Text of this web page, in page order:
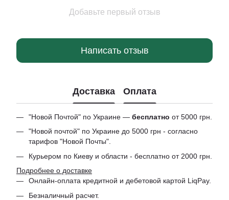
Добавьте первый отзыв
Написать отзыв
Доставка Оплата
"Новой Почтой" по Украине — бесплатно от 5000 грн.
"Новой почтой" по Украине до 5000 грн - согласно
тарифов "Новой Почты".
Курьером по Киеву и области - бесплатно от 2000 грн.
Подробнее о доставке
Онлайн-оплата кредитной и дебетовой картой LiqPay.
Безналичный расчет.